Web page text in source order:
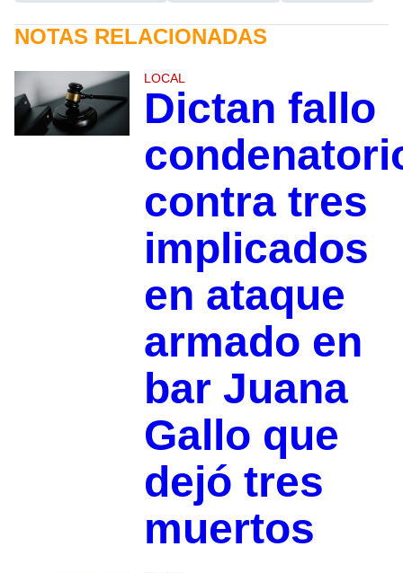
NOTAS RELACIONADAS
LOCAL
Dictan fallo
contra tres
implicados
en ataque
armado en
bar Juana
Gallo que
dejó tres
muertos